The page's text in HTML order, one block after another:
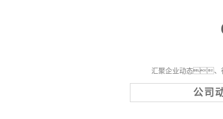
汇聚企业动态、
公司